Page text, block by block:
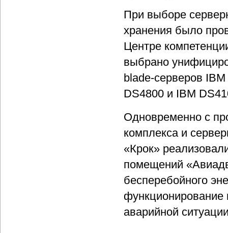
При выборе
хранения было
Центре
выбрано
blade-серверов
DS4800 и IBM
Одновременно с
комплекса и
«Крок»
помещений
бесперебойного
функционирование
аварийной